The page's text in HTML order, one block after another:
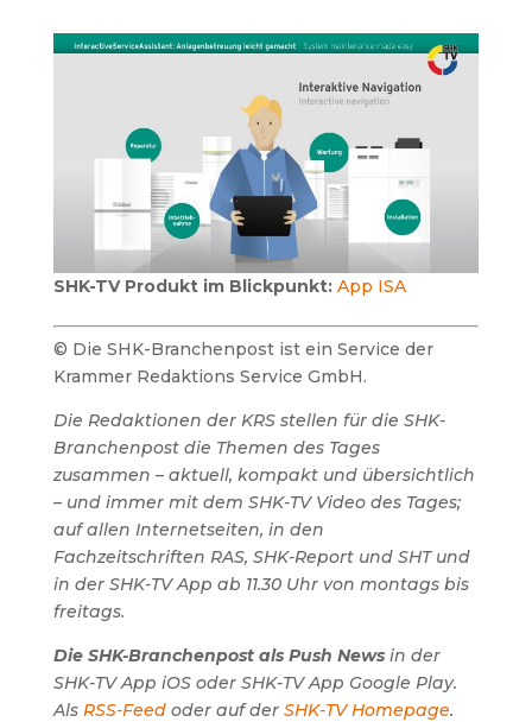
SHK-TV Produkt im Blickpunkt: App ISA
© Die SHK-Branchenpost ist ein Service der
Krammer Redaktions Service GmbH.
Die Redaktionen der KRS stellen für die SHK-
Branchenpost die Themen des Tages
zusammen – aktuell, kompakt und übersichtlich
– und immer mit dem SHK-TV Video des Tages;
auf allen Internetseiten, in den
Fachzeitschriften RAS, SHK-Report und SHT und
in der SHK-TV App ab 11.30 Uhr von montags bis
freitags.
Die SHK-Branchenpost als Push Newsin der
SHK-TV App iOS oder SHK-TV App Google Play.
Als RSS-Feedoder auf der SHK-TV Homepage.